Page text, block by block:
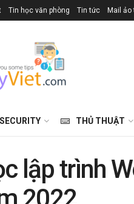
Tin học văn phòng Tin tức Mail
SECURITY THỦ THUẬT
lập trình